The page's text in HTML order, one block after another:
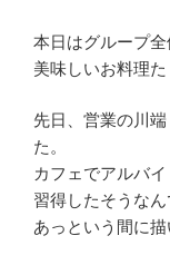
本日はグループ全
美味しいお料理
先日、営業の川
た。
カフェでアルバ
習得したそうな
あっという間に描